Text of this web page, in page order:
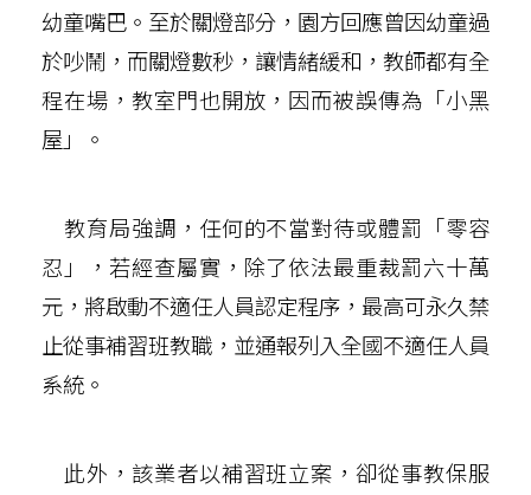
幼童嘴巴。至於關燈部分，園方回應曾因幼童過
於吵鬧，而關燈數秒，讓情緒緩和，教師都有全
程在場，教室門也開放，因而被誤傳為「小黑
屋」。
教育局強調，任何的不當對待或體罰「零容
忍」，若經查屬實，除了依法最重裁罰六十萬
元，將啟動不適任人員認定程序，最高可永久禁
止從事補習班教職，並通報列入全國不適任人員
系統。
此外，該業者以補習班立案，卻從事教保服